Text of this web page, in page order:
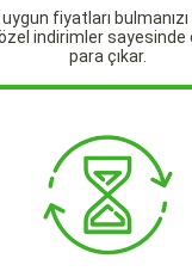
fiyatları
özel indirimler
para çıkar.